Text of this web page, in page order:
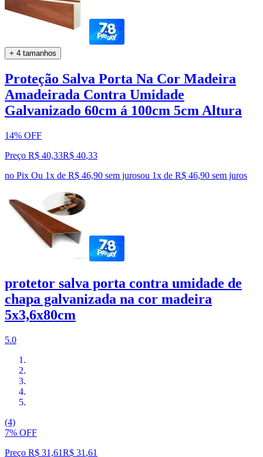
+ 4 tamanhos
Proteção Salva Porta Na Cor Madeira
Amadeirada Contra Umidade
Galvanizado 60cm á 100cm 5cm Altura
14% OFF
Preço R$ 40,33R$ 40,33
no Pix Ou 1x de R$ 46,90 sem jurosou 1x de R$ 46,90 sem juros
protetor salva porta contra umidade de
chapa galvanizada na cor madeira
5x3,6x80cm
5.0
(4)
7% OFF
Preço R$ 31,61R$ 31 ,61